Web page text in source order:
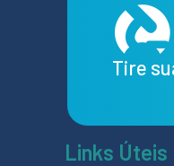
Tire
Links Úteis